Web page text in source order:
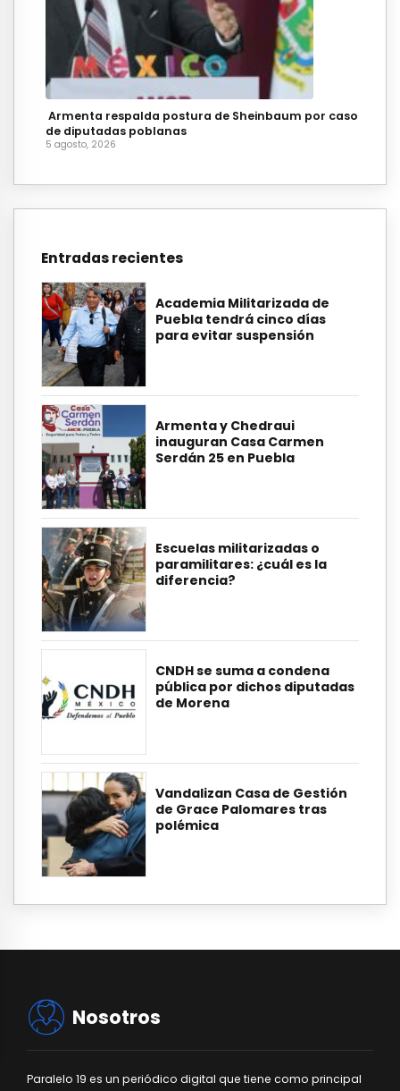
Armenta respalda postura de Sheinbaum por caso
de diputadas poblanas
5 agosto, 2026
Entradas recientes
Academia Militarizada de
Puebla tendrá cinco días
para evitar suspensión
Armenta y Chedraui
inauguran Casa Carmen
Serdán 25 en Puebla
Escuelas militarizadas o
paramilitares: ¿cuál es la
diferencia?
CNDH se suma a condena
pública por dichos diputadas
de Morena
Vandalizan Casa de Gestión
de Grace Palomares tras
polémica
Nosotros
Paralelo 19 es un periódico digital que tiene como principal